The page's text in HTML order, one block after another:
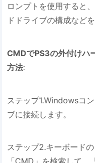
ロンプトを使用すると
ドドライブの構成など
CMDでPS3の外付けハ
方法:
ステップ1.Windowsコ
ブに接続します。
ステップ2.キーボード